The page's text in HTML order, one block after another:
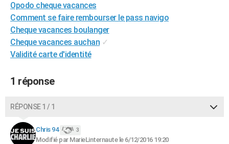
Alimentation
Guide de la santé
Maladies
Médicaments
Sommeil
VOYAGE
Destinations
City break
Voyage nature
Voyage de noces
Forum
Climat
+PHOTO
GUIDES D'ACHAT
Dictionnaire
Biographies
Citations
Expressions
Proverbes
PROGRAMME TV
Opodo cheque vacances
Comment se faire rembourser le pass navigo
Cheque vacances boulanger
Cheque vacances auchan ✓
Validité carte d'identité
1 réponse
RÉPONSE 1 / 1
Chris 94 3
Modifié par MarieLinternaute le 6/12/2016 19:20